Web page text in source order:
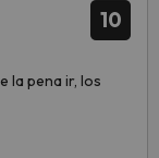
10
la pena ir, los